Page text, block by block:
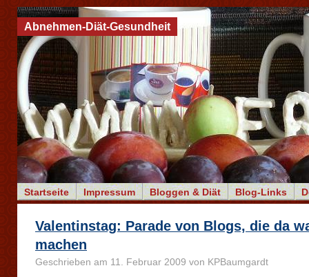
Startseite Impressum Bloggen & Diät Blog-Links
Abnehmen-Diät-Gesundheit
Valentinstag: Parade von Blogs, die da
machen
Geschrieben am 11. Februar 2009 von KPBaumgardt